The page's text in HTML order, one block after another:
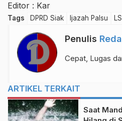
Editor : Kar
Tags DPRD Siak Ijazah Palsu
Penulis
Cepat, Lugas
ARTIKEL TERKAIT
Saat